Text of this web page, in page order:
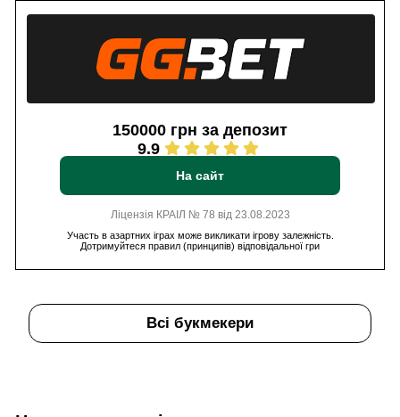
150000 грн за депозит
9.9
На сайт
Ліцензія КРАІЛ № 78 від 23.08.2023
Участь в азартних іграх може викликати ігрову залежність.
Дотримуйтеся правил (принципів) відповідальної гри
Всі букмекери